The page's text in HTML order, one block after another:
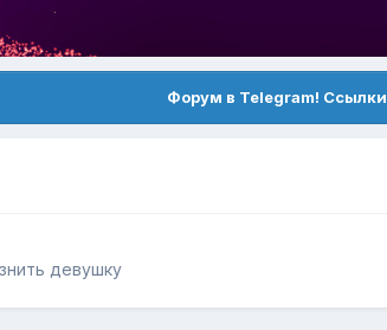
Форум в Telegram! Ссылки
девушку